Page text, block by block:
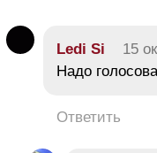
Ledi Si 15
Надо
Ответить